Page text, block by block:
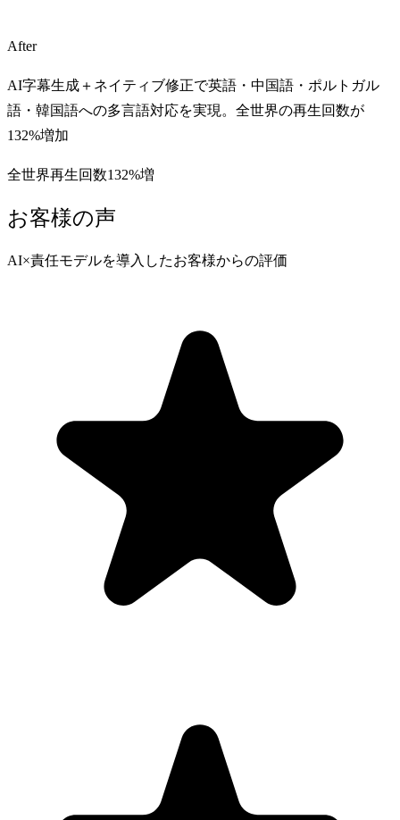
After
AI字幕生成＋ネイティブ修正で英語・中国語・ポルトガル
語・韓国語への多言語対応を実現。全世界の再生回数が
132%増加
全世界再生回数132%増
お客様の声
AI×責任モデルを導入したお客様からの評価